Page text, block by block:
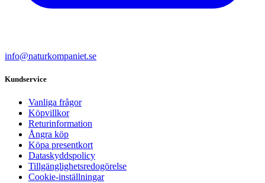
info@naturkompaniet.se
Kundservice
Vanliga frågor
Köpvillkor
Returinformation
Ångra köp
Köpa presentkort
Dataskyddspolicy
Tillgänglighetsredogörelse
Cookie-inställningar